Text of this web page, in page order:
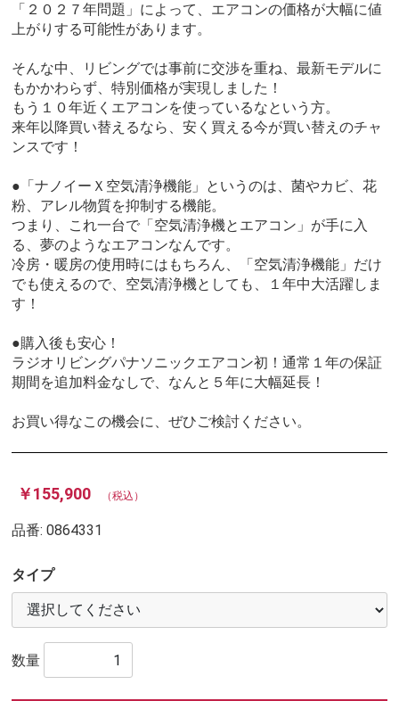
「２０２７年問題」によって、エアコンの価格が大幅に値
上がりする可能性があります。
そんな中、リビングでは事前に交渉を重ね、最新モデルに
もかかわらず、特別価格が実現しました！
もう１０年近くエアコンを使っているなという方。
来年以降買い替えるなら、安く買える今が買い替えのチャ
ンスです！
●「ナノイーＸ空気清浄機能」というのは、菌やカビ、花
粉、アレル物質を抑制する機能。
つまり、これ一台で「空気清浄機とエアコン」が手に入
る、夢のようなエアコンなんです。
冷房・暖房の使用時にはもちろん、「空気清浄機能」だけ
でも使えるので、空気清浄機としても、１年中大活躍しま
す！
●購入後も安心！
ラジオリビングパナソニックエアコン初！通常１年の保証
期間を追加料金なしで、なんと５年に大幅延長！
お買い得なこの機会に、ぜひご検討ください。
￥155,900 （税込）
品番:0864331
タイプ
数量